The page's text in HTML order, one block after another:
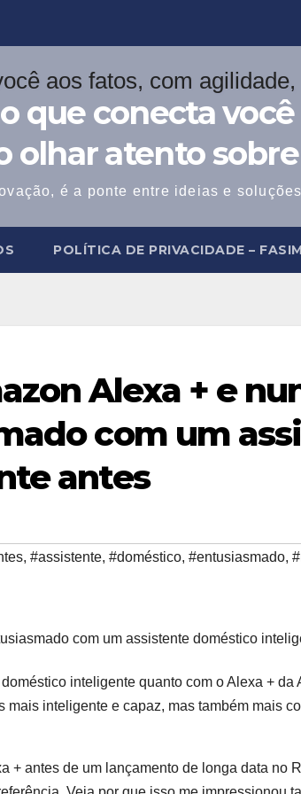
que conecta
olhar atento
é a ponte entre ideias e
POLÍTICA DE PRIVACIDADE – FASIM
Alexa + e
com um
antes
, #assistente, #doméstico, #entusiasmado,
inteligente quanto com o Alexa + da
inteligente e capaz, mas também mais
+ antes de um lançamento de longa data no